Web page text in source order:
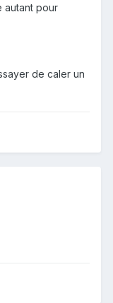
autant pour
de caler un